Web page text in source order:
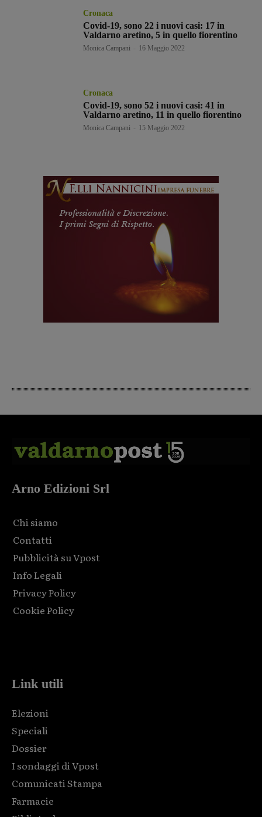
Cronaca
Covid-19, sono 22 i nuovi casi: 17 in
Valdarno aretino, 5 in quello fiorentino
Monica Campani 16 Maggio 2022
Cronaca
Covid-19, sono 52 i nuovi casi: 41 in
Valdarno aretino, 11 in quello fiorentino
Monica Campani 15 Maggio 2022
Arno Edizioni Srl
Chi siamo
Contatti
Pubblicità su Vpost
Info Legali
Privacy Policy
Cookie Policy
Link utili
Elezioni
Speciali
Dossier
I sondaggi di Vpost
Comunicati Stampa
Farmacie